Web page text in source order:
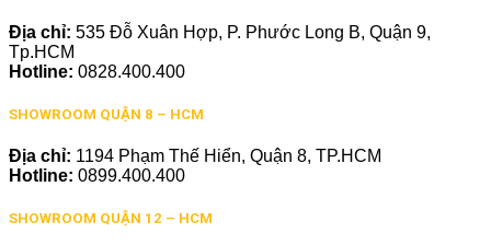
Địa chỉ: 535 Đỗ Xuân Hợp, P. Phước Long B, Quận 9,
Tp.HCM
Hotline: 0828.400.400
SHOWROOM QUẬN 8 – HCM
Địa chỉ: 1194 Phạm Thế Hiển, Quận 8, TP.HCM
Hotline: 0899.400.400
SHOWROOM QUẬN 12 – HCM